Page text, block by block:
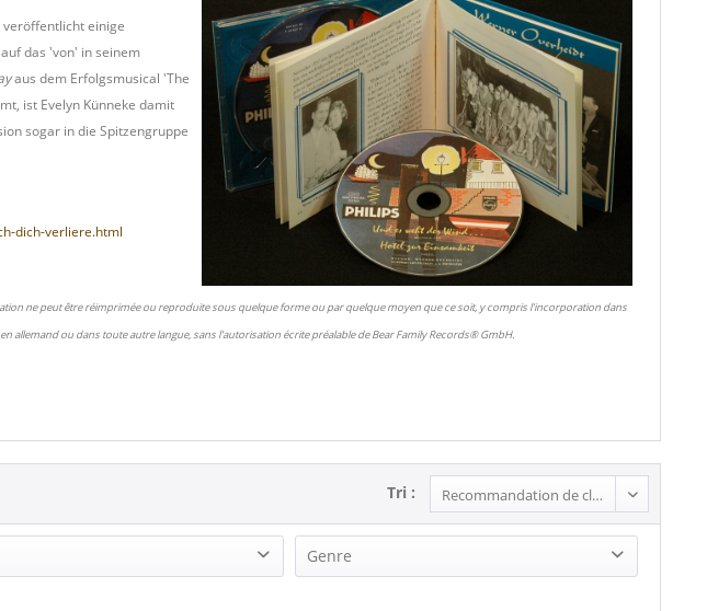
einige
das 'von' in seinem
aus dem Erfolgsmusical 'The
ist Evelyn Künneke damit
sogar in die Spitzengruppe
dich-verliere.html
ne peut être réimprimée ou reproduite sous quelque forme ou par quelque moyen que ce soit, y compris l'incorporation dans
ou dans toute autre langue, sans l'autorisation écrite préalable de Bear Family Records® GmbH.
Tri :
Genre